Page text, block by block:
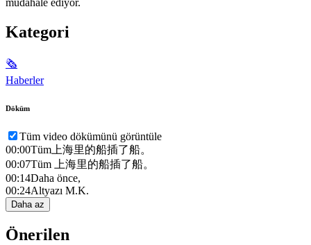
Kategori
🗞
Haberler
Döküm
Tüm video dökümünü görüntüle
00:00Tüm上海里的船插了船。
00:07Tüm 上海里的船插了船。
00:14Daha önce,
00:24Altyazı M.K.
Daha az
Önerilen